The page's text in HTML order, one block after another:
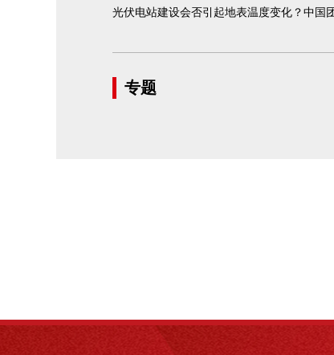
光伏电站建设会否引起地表温度变化？中国
专题